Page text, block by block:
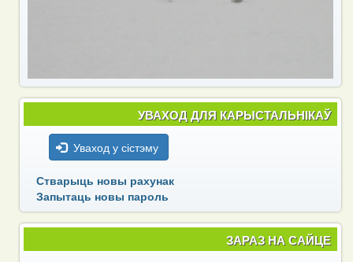
УВАХОД ДЛЯ КАРЫСТАЛЬНІКАЎ
Уваход у сістэму
Стварыць новы рахунак
Запытаць новы пароль
ЗАРАЗ НА САЙЦЕ